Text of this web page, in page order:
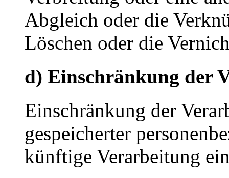
Abgleich oder die
Löschen oder die
d) Einschränkung der
Einschränkung der
gespeicherter
künftige Verarbeitung